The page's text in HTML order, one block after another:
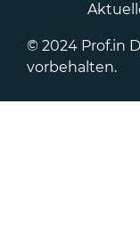
© 2024 Prof.in
vorbehalten.